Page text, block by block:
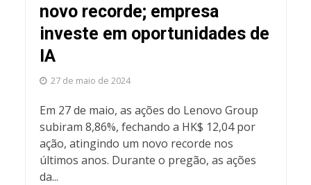
novo recorde; empresa
investe em oportunidades de
IA
27 de maio de 2024
Em 27 de maio, as ações do Lenovo Group
subiram 8,86%, fechando a HK$ 12,04 por
ação, atingindo um novo recorde nos
últimos anos. Durante o pregão, as ações
da...